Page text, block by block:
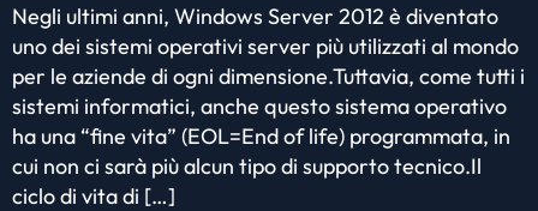
Negli ultimi anni, Windows Server 2012 è diventato
uno dei sistemi operativi server più utilizzati al mondo
per le aziende di ogni dimensione.Tuttavia, come tutti i
sistemi informatici, anche questo sistema operativo
ha una “fine vita” (EOL=End of life) programmata, in
cui non ci sarà più alcun tipo di supporto tecnico.Il
ciclo di vita di […]